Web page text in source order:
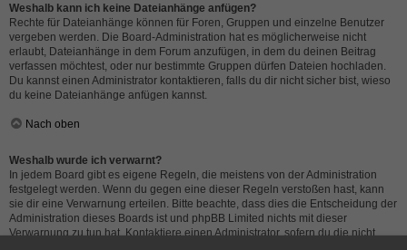
Weshalb kann ich keine Dateianhänge anfügen?
Rechte für Dateianhänge können für Foren, Gruppen und einzelne Benutzer
vergeben werden. Die Board-Administration hat es möglicherweise nicht
erlaubt, Dateianhänge in dem Forum anzufügen, in dem du deinen Beitrag
verfassen möchtest, oder nur bestimmte Gruppen dürfen Dateien hochladen.
Du kannst einen Administrator kontaktieren, falls du dir nicht sicher bist, wieso
du keine Dateianhänge anfügen kannst.
Nach oben
Weshalb wurde ich verwarnt?
In jedem Board gibt es eigene Regeln, die meistens von der Administration
festgelegt werden. Wenn du gegen eine dieser Regeln verstoßen hast, kann
sie dir eine Verwarnung erteilen. Bitte beachte, dass dies die Entscheidung der
Administration dieses Boards ist und phpBB Limited nichts mit dieser
Verwarnung zu tun hat. Kontaktiere einen Administrator, sofern du die nicht